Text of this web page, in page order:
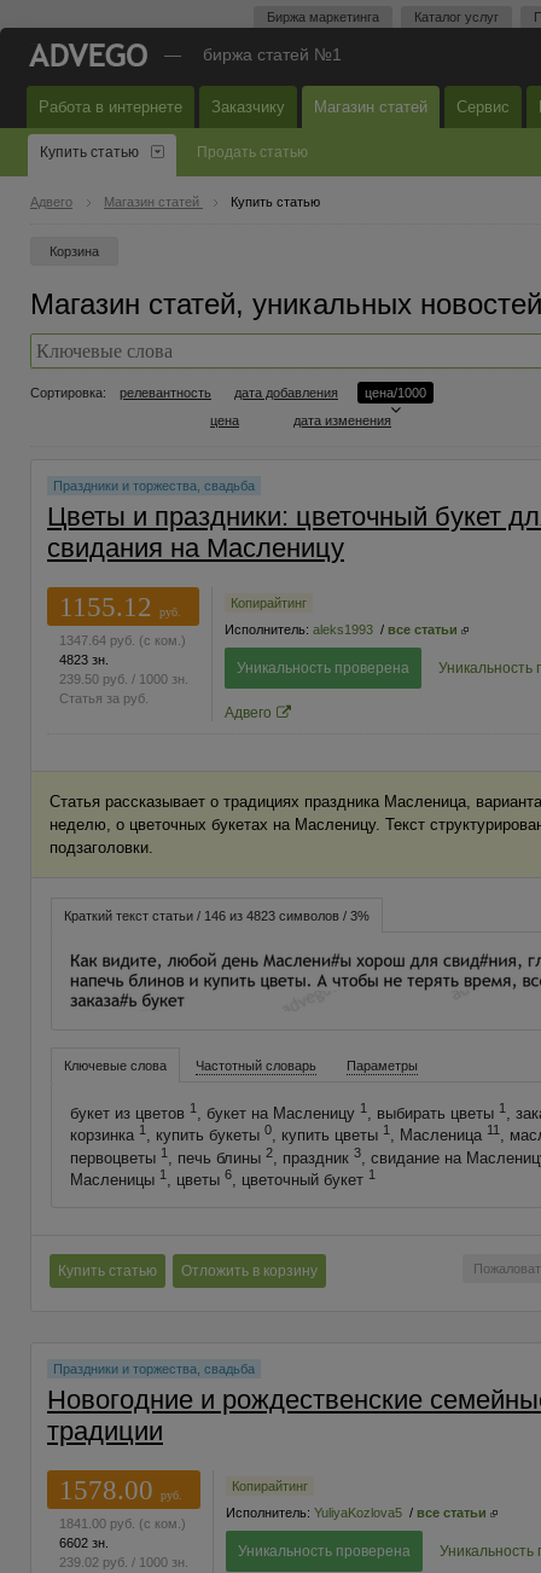
Биржа маркетинга Каталог услуг
— биржа статей №1
Работа в интернете Заказчику Магазин статей Сервис
Купить статью Продать статью
Адвего Магазин статей Купить статью
Корзина
Магазин статей, уникальных
Сортировка: релевантность
дата добавления
цена
цена/1000
дата изменения
Праздники и торжества, свадьба
Цветы и праздники: цветочный букет
свидания на Масленицу
1155.12
руб.
1347.64 руб. (с ком.)
4823 зн.
239.50 руб. / 1000 зн.
Статья за руб.
Копирайтинг
Исполнитель: aleks1993 / все статьи
Уникальность проверена Уникальность
Адвего
Статья рассказывает о традициях праздника Масленица,
неделю, о цветочных букетах на Масленицу. Текст
подзаголовки.
Краткий текст статьи / 146 из 4823 символов / 3%
Ключевые слова Частотный словарь Параметры
букет из цветов 1, букет на Масленицу 1, выбирать цветы 1,
корзинка 1 , купить букеты 0, купить цветы 1 , Масленица 11 ,
первоцветы 1, печь блины 2, праздник 3, свидание на
Масленицы 1, цветы 6, цветочный букет 1
Купить статью Отложить в корзину
Праздники и торжества, свадьба
Новогодние и рождественские
традиции
1578.00
руб.
1841.00 руб. (с ком.)
6602 зн.
239.02 руб. / 1000 зн.
Копирайтинг
Исполнитель: YuliyaKozlova5 / все статьи
Уникальность проверена Уникальность